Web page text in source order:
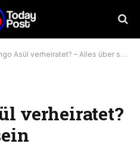
Asül verheiratet? – Alles über sein Privatleben
verheiratet?